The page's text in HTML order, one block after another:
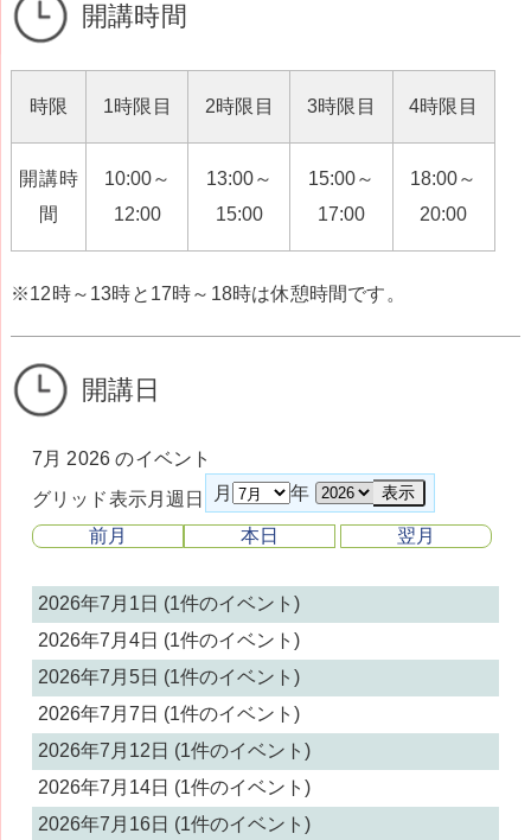
開講時間
時限 1時限目 2時限目 3時限目 4時限目
開講時
間
10:00～
12:00
13:00～
15:00
15:00～
17:00
18:00～
20:00
※12時～13時と17時～18時は休憩時間です。
開講日
7月 2026 のイベント
グリッド表示月週 日 月 年
前月 本日 翌月
2026年7月1日 (1件のイベント)
2026年7月4日 (1件のイベント)
2026年7月5日 (1件のイベント)
2026年7月7日 (1件のイベント)
2026年7月12日 (1件のイベント)
2026年7月14日 (1件のイベント)
2026年7月16日 (1件のイベント)